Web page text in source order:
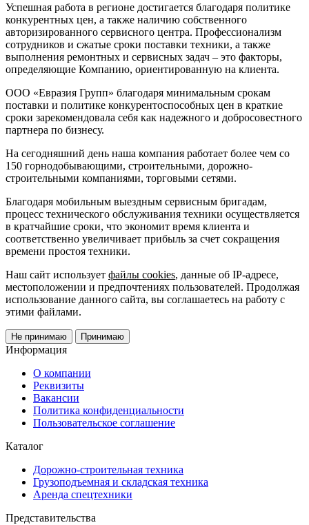
Успешная работа в регионе достигается благодаря политике
конкурентных цен, а также наличию собственного
авторизированного сервисного центра. Профессионализм
сотрудников и сжатые сроки поставки техники, а также
выполнения ремонтных и сервисных задач – это факторы,
определяющие Компанию, ориентированную на клиента.
ООО «Евразия Групп» благодаря минимальным срокам
поставки и политике конкурентоспособных цен в краткие
сроки зарекомендовала себя как надежного и добросовестного
партнера по бизнесу.
На сегодняшний день наша компания работает более чем со
150 горнодобывающими, строительными, дорожно-
строительными компаниями, торговыми сетями.
Благодаря мобильным выездным сервисным бригадам,
процесс технического обслуживания техники осуществляется
в кратчайшие сроки, что экономит время клиента и
соответственно увеличивает прибыль за счет сокращения
времени простоя техники.
Наш сайт использует файлы cookies, данные об IP-адресе,
местоположении и предпочтениях пользователей. Продолжая
использование данного сайта, вы соглашаетесь на работу с
этими файлами.
Не принимаю Принимаю
Информация
О компании
Реквизиты
Вакансии
Политика конфиденциальности
Пользовательское соглашение
Каталог
Дорожно-строительная техника
Грузоподъемная и складская техника
Аренда спецтехники
Представительства